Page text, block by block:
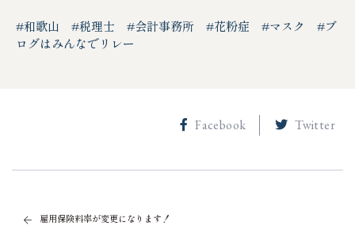
#和歌山 #税理士 #会計事務所 #花粉症 #マスク
#ブ
ログはみんなでリレー
Facebook Twitter
雇用保険料率が変更になります！